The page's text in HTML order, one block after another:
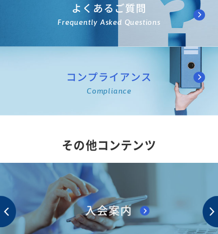
よくあるご質問
Frequently Asked Questions
コンプライアンス
Compliance
その他コンテンツ